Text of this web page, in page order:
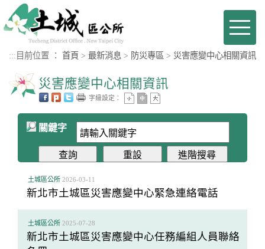
進入內容區塊
Toggle
::: 目前位置 ： 首頁 > 最新消息 > 防災專區 > 災害應變中心相關資訊
災害應變中心相關資訊
字級設定：
關鍵字
土城區公所 2026-03-11
新北市土城區災害應變中心緊急連絡電話
土城區公所 2025-07-28
新北市土城區災害應變中心任務編組人員聯絡